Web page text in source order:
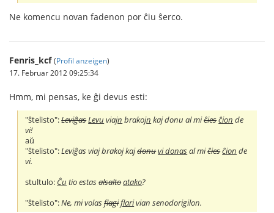
Ne komencu novan fadenon por ĉiu ŝerco.
Fenris_kcf (Profil anzeigen)
17. Februar 2012 09:25:34
Hmm, mi pensas, ke ĝi devus esti:
"ŝtelisto":LeviĝasLevu viajn brakojn kaj donu al miĉiesĉion de
vi!
aŭ
"ŝtelisto":Leviĝas viaj brakoj kajdonuvi donasal miĉiesĉion de
vi.
stultulo: Ĉu tio estasalsaltoatako?
"ŝtelisto":Ne, mi volasflagiflarivian senodorigilon.